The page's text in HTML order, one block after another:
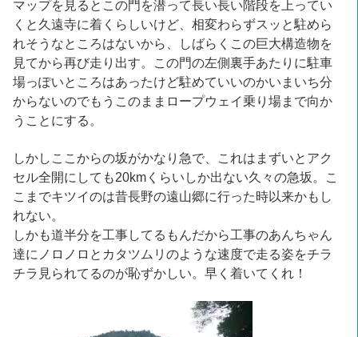
マップを見るとこの門を潜って長い長い階段を上ってい
くと久遠寺に着くらしいけど、相変わらずスッと駐めら
れそうなところはないから、しばらくこの巨大構造物を
見てから再び走り出す。この門の左側裏手あたりに駐車
場っぽいところはあったけど駐めていいのかいまいち分
からないのでもうこのままロープウェイ乗り場まで向か
うことにする。
しかしここからの坂がかなり急で、これはまずいとアク
セル全開にしても20kmくらいしか出ない久々の急坂。こ
こまでキツイのは昔長野の遠山郷に行った時以来かもし
れない。
しかも道半分を工事してるもんだから工事のあんちゃん
達にノロノロとカタツムリのような速度で走る姿をチラ
チラ見られてるのが恥ずかしい。早く着いてくれ！